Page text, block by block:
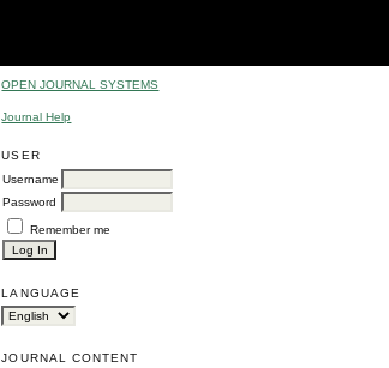
OPEN JOURNAL SYSTEMS
Journal Help
USER
Username
Password
Remember me
LANGUAGE
JOURNAL CONTENT